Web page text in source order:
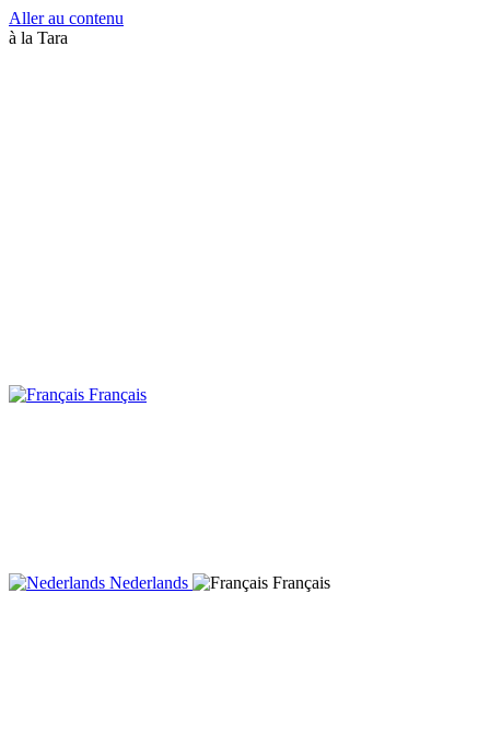
Aller au contenu
à la Tara
Français
Nederlands Français